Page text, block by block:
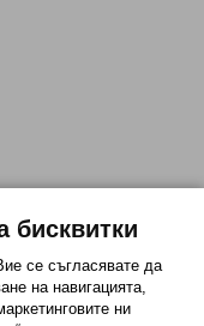
бисквитки
се съгласявате да
на навигацията,
ни